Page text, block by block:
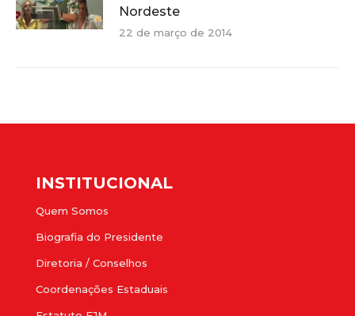
Nordeste
22 de março de 2014
INSTITUCIONAL
Quem Somos
Biografia do Presidente
Diretoria / Conselhos
Coordenações Estaduais